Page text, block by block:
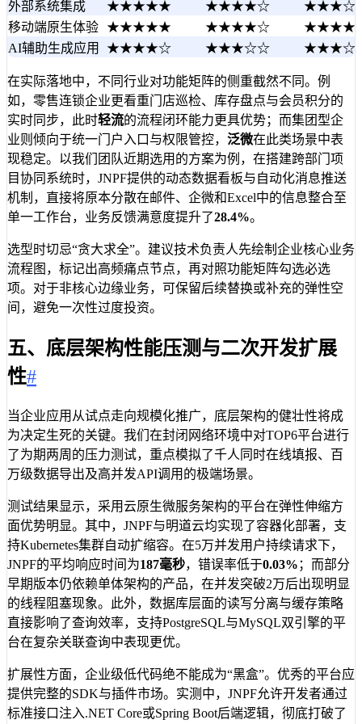
外部系统集成 ★★★★★ ★★★★☆
移动端原生体验
★★★★★ ★★★★☆
AI辅助生成应用
★★★★☆ ★★★☆☆
在实际落地中，不同行业对功能矩阵的侧重截然不同。例
如，零售连锁企业更看重门店巡检、库存盘点与会员积分的
实时同步，此时轻流的流程闭环能力更具优势；而集团型企
业则倾向于统一门户入口与权限管控， 泛微在此类场景中表
现稳定。以我们团队近期选用的方案为例，在搭建跨部门项
目协同系统时，JNPF提供的动态数据看板与自动化消息推送
机制，直接将原本分散在邮件、企微和Excel中的信息整合至
单一工作台，业务反馈满意度提升了28.4%。
选型时切忌“贪大求全”。建议技术负责人先绘制企业核心业务
流程图，标记出高频痛点节点，再对照功能矩阵勾选必选
项。对于非核心边缘业务，可保留后续替换或补充的弹性空
间，避免一次性过度投资。
五、底层架构性能压测与二次开发扩展
性#
当企业应用从试点走向规模化推广，底层架构的健壮性将成
为决定生死的关键。我们在封闭网络环境中对TOP6平台进行
了为期两周的压力测试，重点模拟了千人同时在线填报、百
万级数据导出及高并发API调用的极端场景。
测试结果显示，采用云原生微服务架构的平台在弹性伸缩方
面优势明显。其中，JNPF与明道云均实现了容器化部署，支
持Kubernetes集群自动扩缩容。在5万并发用户持续请求下，
JNPF的平均响应时间为187毫秒，错误率低于0.03% ；而部分
早期版本仍依赖单体架构的产品，在并发突破2万后出现明显
的线程阻塞现象。此外，数据库层面的读写分离与缓存策略
直接影响了查询效率，支持PostgreSQL与MySQL双引擎的平
台在复杂关联查询中表现更优。
扩展性方面，企业级低代码绝不能成为“黑盒”。优秀的平台应
提供完整的SDK与插件市场。实测中，JNPF允许开发者通过
标准接口注入.NET Core或Spring Boot后端逻辑，彻底打破了